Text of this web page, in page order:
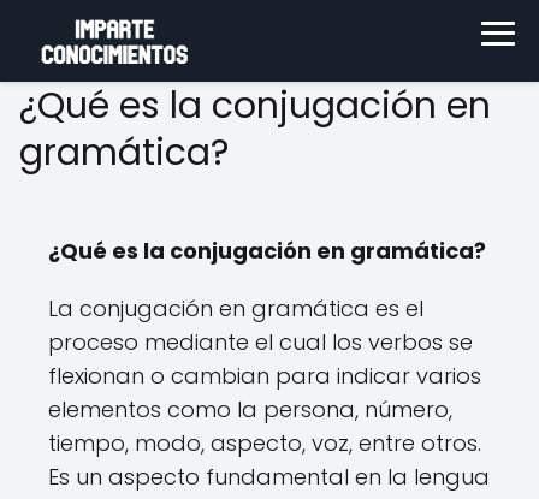
¿Qué es la conjugación en
gramática?
¿Qué es la conjugación en gramática?
La conjugación en gramática es el
proceso mediante el cual los verbos se
flexionan o cambian para indicar varios
elementos como la persona, número,
tiempo, modo, aspecto, voz, entre otros.
Es un aspecto fundamental en la lengua